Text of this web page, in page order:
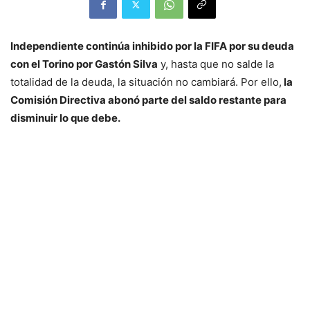
Independiente continúa inhibido por la FIFA por su deuda
con el Torino por Gastón Silva y, hasta que no salde la
totalidad de la deuda, la situación no cambiará. Por ello, la
Comisión Directiva abonó parte del saldo restante para
disminuir lo que debe.